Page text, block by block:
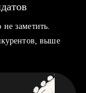
заметить.
выше